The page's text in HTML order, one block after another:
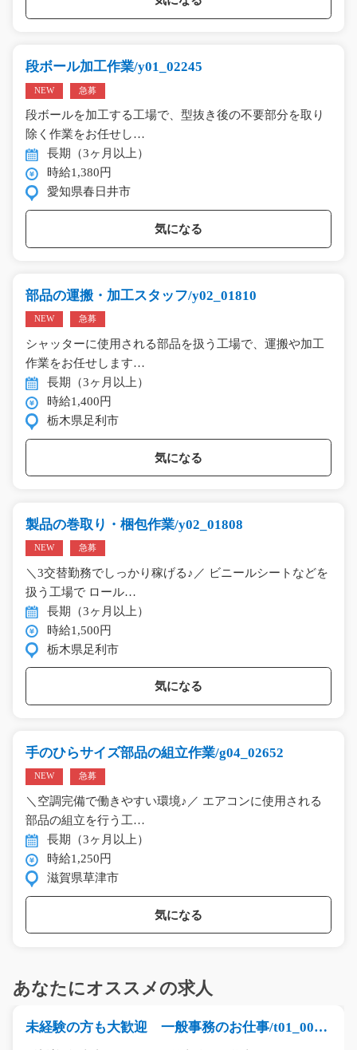
段ボール加工作業/y01_02245
NEW 急募
段ボールを加工する工場で、型抜き後の不要部分を取り
除く作業をお任せし…
長期（3ヶ月以上）
時給1,380円
愛知県春日井市
気になる
部品の運搬・加工スタッフ/y02_01810
NEW 急募
シャッターに使用される部品を扱う工場で、運搬や加工
作業をお任せします…
長期（3ヶ月以上）
時給1,400円
栃木県足利市
気になる
製品の巻取り・梱包作業/y02_01808
NEW 急募
＼3交替勤務でしっかり稼げる♪／ ビニールシートなどを
扱う工場で ロール…
長期（3ヶ月以上）
時給1,500円
栃木県足利市
気になる
手のひらサイズ部品の組立作業/g04_02652
NEW 急募
＼空調完備で働きやすい環境♪／ エアコンに使用される
部品の組立を行う工…
長期（3ヶ月以上）
時給1,250円
滋賀県草津市
気になる
あなたにオススメの求人
未経験の方も大歓迎 一般事務のお仕事/t01_0068